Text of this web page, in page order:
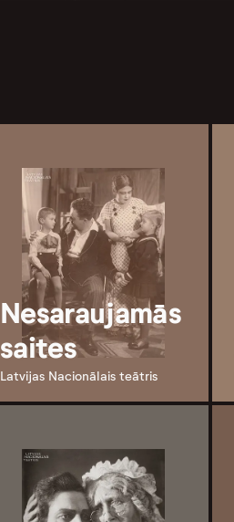
Nesaraujamās
saites
Latvijas Nacionālais teātris